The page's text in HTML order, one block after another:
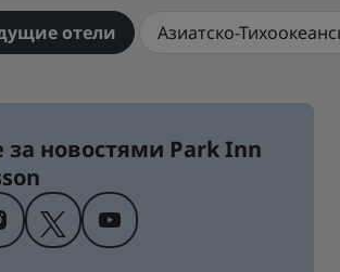
бренды в Китае
Jin Jiang
Golden Tulip
отели Азиатско-
за новостями Park Inn